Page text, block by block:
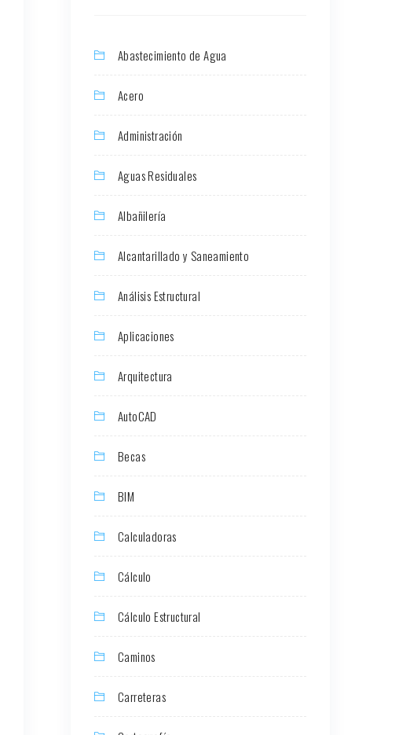
Abastecimiento de Agua
Acero
Administración
Aguas Residuales
Albañilería
Alcantarillado y Saneamiento
Análisis Estructural
Aplicaciones
Arquitectura
AutoCAD
Becas
BIM
Calculadoras
Cálculo
Cálculo Estructural
Caminos
Carreteras